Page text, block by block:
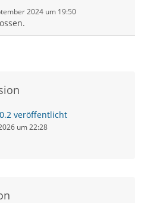
2024 um 19:50
veröffentlicht
um 22:28